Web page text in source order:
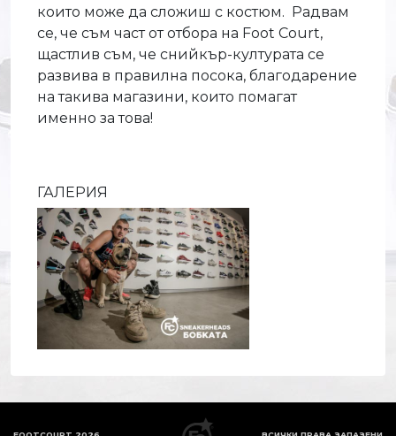
които може да сложиш с костюм. Радвам
се, че съм част от отбора на Foot Court,
щастлив съм, че снийкър-културата се
развива в правилна посока, благодарение
на такива магазини, които помагат
именно за това!
ГАЛЕРИЯ